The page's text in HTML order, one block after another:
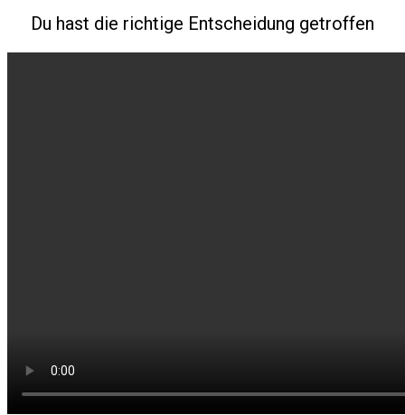
Du hast die richtige Entscheidung getroffen